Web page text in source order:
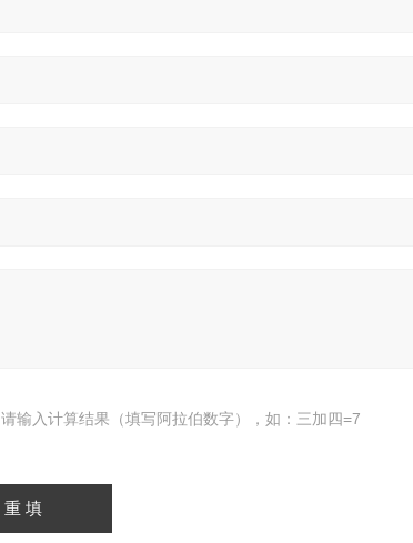
请输入计算结果（填写阿拉伯数字），如：三加四=7